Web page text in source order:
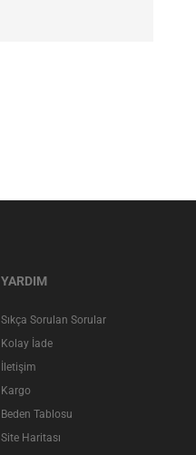
YARDIM
Sıkça Sorulan Sorular
Kolay İade
İletişim
Kargo
Beden Tablosu
Site Haritası